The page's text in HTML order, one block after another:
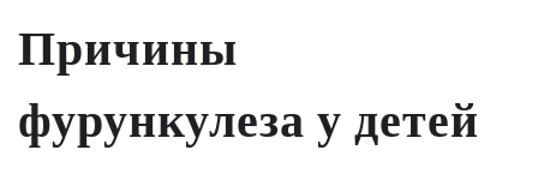
Причины
фурункулеза у детей